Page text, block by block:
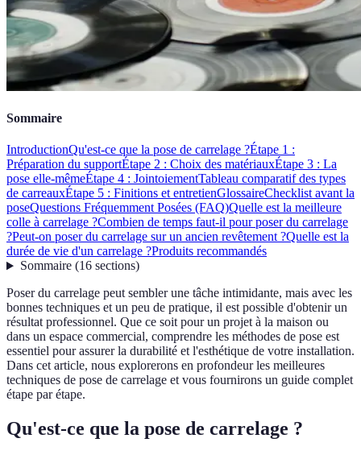
Sommaire
IntroductionQu'est-ce que la pose de carrelage ?Étape 1 :
Préparation du supportÉtape 2 : Choix des matériauxÉtape 3 : La
pose elle-mêmeÉtape 4 : JointoiementTableau comparatif des types
de carreauxÉtape 5 : Finitions et entretienGlossaireChecklist avant la
poseQuestions Fréquemment Posées (FAQ)Quelle est la meilleure
colle à carrelage ?Combien de temps faut-il pour poser du carrelage
?Peut-on poser du carrelage sur un ancien revêtement ?Quelle est la
durée de vie d'un carrelage ?Produits recommandés
Sommaire(16 sections)
Poser du carrelage peut sembler une tâche intimidante, mais avec les
bonnes techniques et un peu de pratique, il est possible d'obtenir un
résultat professionnel. Que ce soit pour un projet à la maison ou
dans un espace commercial, comprendre les méthodes de pose est
essentiel pour assurer la durabilité et l'esthétique de votre installation.
Dans cet article, nous explorerons en profondeur les meilleures
techniques de pose de carrelage et vous fournirons un guide complet
étape par étape.
Qu'est-ce que la pose de carrelage ?